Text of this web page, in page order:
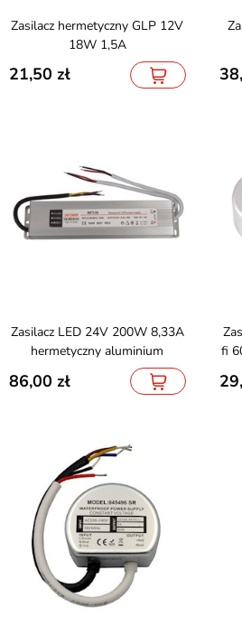
Zasilacz hermetyczny GLP 12V
18W 1,5A
21,50
Zasilacz LED 24V 60W 2,5A
Zasilacz LED 24V 200W 8,33A
hermetyczny aluminium
86,00
Zasilacz do puszki elektrycznej
fi